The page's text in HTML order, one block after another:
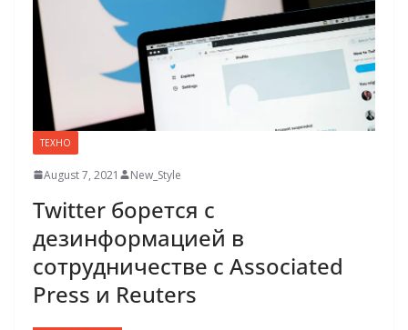
ТЕХНО
August 7, 2021 New_Style
Twitter борется с
дезинформацией в
сотрудничестве с Associated
Press и Reuters